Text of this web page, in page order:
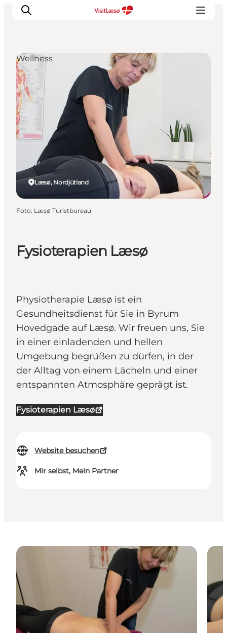
Fysioterapien Læsø
Physiotherapie Læsø ist ein
Gesundheitsdienst für Sie in Byrum
Hovedgade auf Læsø. Wir freuen uns, Sie
in einer einladenden und hellen
Umgebung begrüßen zu dürfen, in der
der Alltag von einem Lächeln und einer
entspannten Atmosphäre geprägt ist.
Fysioterapien Læsø
Website besuchen
Mir selbst, Mein Partner
Læsø, Nordjütland
Wellness
Foto: Læsø Turistbureau